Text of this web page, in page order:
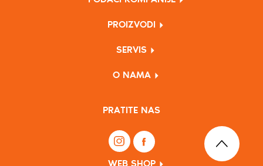
PROIZVODI
SERVIS
O NAMA
PRATITE NAS